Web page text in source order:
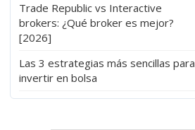
Trade Republic vs Interactive
brokers: ¿Qué broker es mejor?
[2026]
Las 3 estrategias más sencillas para
invertir en bolsa